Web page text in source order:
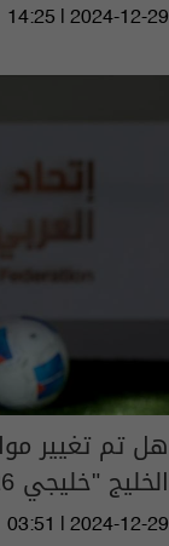
14:25 | 2024-12-29
هل تم تغيير
الخليج "خليجي 26"؟ (فيديو)
03:51 | 2024-12-29